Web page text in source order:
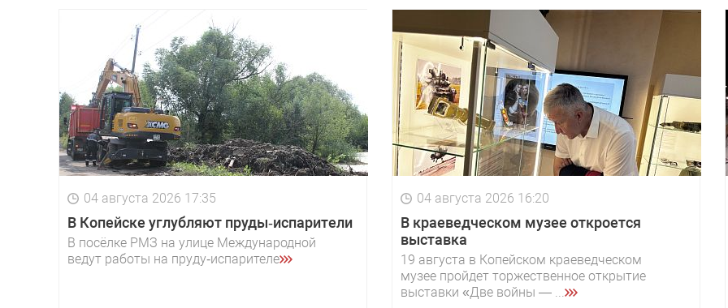
04 августа 2026 17:35
В Копейске углубляют пруды‑испарители
В посёлке РМЗ на улице Международной
ведут работы на пруду‑испарителе
04 августа 2026 16:20
В краеведческом музее откроется
выставка
19 августа в Копейском краеведческом
музее пройдет торжественное открытие
выставки «Две войны — ...